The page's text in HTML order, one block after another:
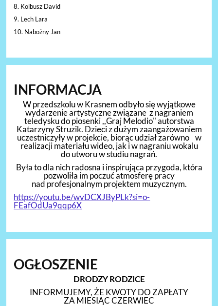
8. Kolbusz David
9. Lech Lara
10. Nabożny Jan
INFORMACJA
W przedszkolu w Krasnem odbyło się wyjątkowe
wydarzenie artystyczne związane z nagraniem
teledysku do piosenki ,,Graj Melodio'' autorstwa
Katarzyny Struzik. Dzieci z dużym zaangażowaniem
uczestniczyły w projekcie, biorąc udział zarówno w
realizacji materiału wideo, jak i w nagraniu wokalu
do utworu w studiu nagrań.
Była to dla nich radosna i inspirująca przygoda, która
pozwoliła im poczuć atmosferę pracy
nad profesjonalnym projektem muzycznym.
https://youtu.be/wvDCXJByPLk?si=o-
FEafOdUa9qqp6X
OGŁOSZENIE
DRODZY RODZICE
INFORMUJEMY, ŻE KWOTY DO ZAPŁATY
ZA MIESIĄC CZERWIEC